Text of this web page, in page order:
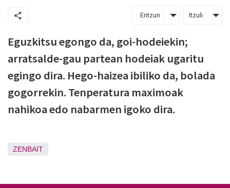
Entzun Itzuli
Eguzkitsu egongo da, goi-hodeiekin;
arratsalde-gau partean hodeiak ugaritu
egingo dira. Hego-haizea ibiliko da, bolada
gogorrekin. Tenperatura maximoak
nahikoa edo nabarmen igoko dira.
ZENBAIT